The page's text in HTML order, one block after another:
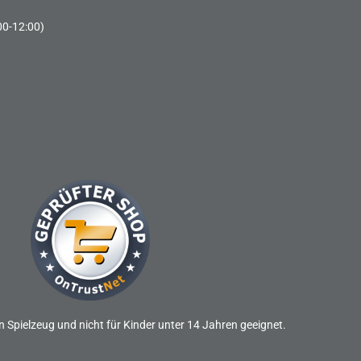
12:00)
Spielzeug und nicht für Kinder unter 14 Jahren geeignet.